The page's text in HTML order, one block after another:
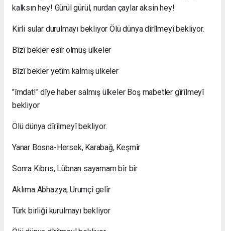
kalksın hey! Gürül gürül, nurdan çaylar aksin hey!
Kirli sular durulmayı bekliyor Ölü dünya dîrîlmeyî bekliyor.
Bîzî bekler esîr olmuş ülkeler
Bîzî bekler yetîm kalmış ülkeler
"îmdat!" dîye haber salmış ülkeler Boş mabetler gîrîlmeyî
bekliyor
Ölü dünya dîrîlmeyî bekliyor.
Yanar Bosna-Hersek, Karabağ, Keşmîr
Sonra Kıbrıs, Lübnan sayamam bîr bîr
Aklıma Abhazya, Urumçî gelîr
Türk birliği kurulmayı bekliyor